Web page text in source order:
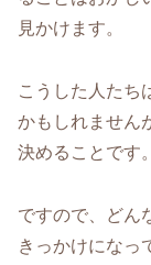
見かけます。
こうした人たち
かもしれません
決めることです。
ですので、どん
きっかけになっ